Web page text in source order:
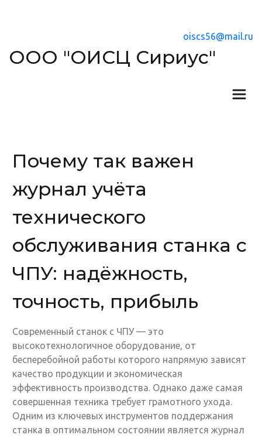
oiscs56@mail.ru
ООО "ОИСЦ Сириус"
Почему так важен
журнал учёта
технического
обслуживания станка с
ЧПУ: надёжность,
точность, прибыль
Современный станок с ЧПУ — это
высокотехнологичное оборудование, от
бесперебойной работы которого напрямую зависят
качество продукции и экономическая
эффективность производства. Однако даже самая
совершенная техника требует грамотного ухода.
Одним из ключевых инструментов поддержания
станка в оптимальном состоянии является журнал